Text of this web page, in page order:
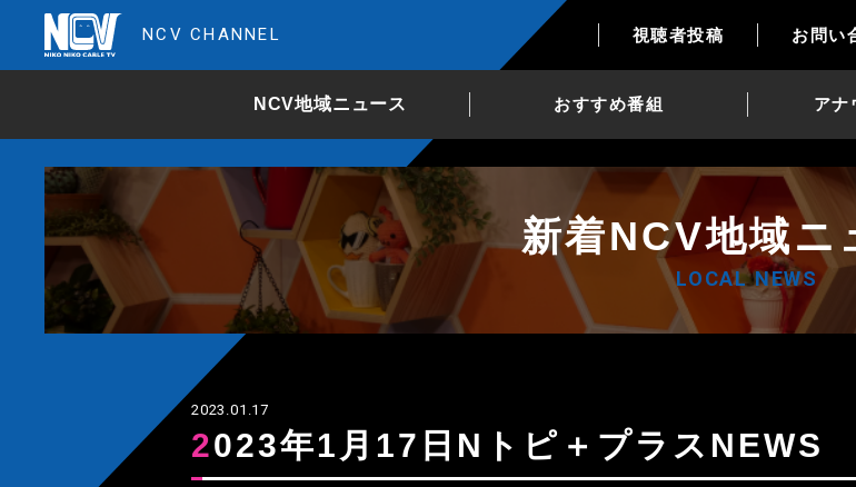
NCV CHANNEL 視聴者投稿 お問い
NCV地域ニュース おすすめ番組 アナ
新着NCV地域ニ
LOCAL NEWS
2023.01.17
2023年1月17日Nトピ＋プラスNEWS